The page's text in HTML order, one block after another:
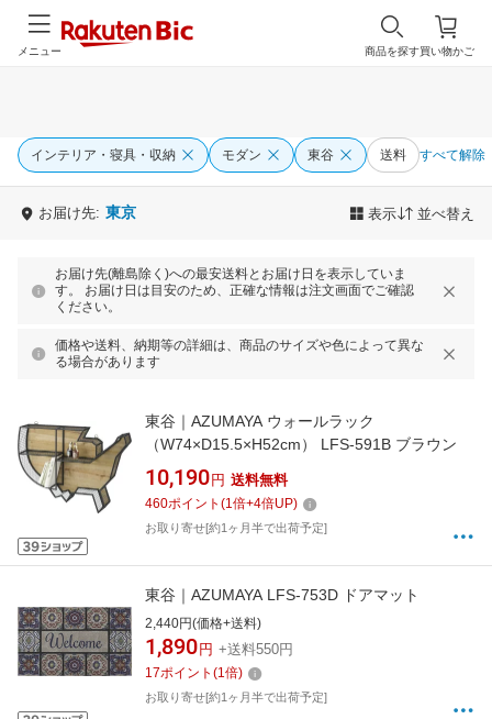
買い物かご
商品を探す
メニュー
インテリア・寝具・収納 モダン 東谷 送料 すべて解除
お届け先: 東京 表示 並べ替え
お届け先(離島除く)への最安送料とお届け日を表示していま
す。 お届け日は目安のため、正確な情報は注文画面でご確認
ください。
価格や送料、納期等の詳細は、商品のサイズや色によって異な
る場合があります
東谷｜AZUMAYA ウォールラック
（W74×D15.5×H52cm） LFS-591B ブラウン
10,190 円 送料無料
460ポイント (1倍+4倍UP)
お取り寄せ[約1ヶ月半で出荷予定]
東谷｜AZUMAYA LFS-753D ドアマット
2,440円(価格+送料)
1,890 円 +送料550円
17ポイント (1倍)
お取り寄せ[約1ヶ月半で出荷予定]